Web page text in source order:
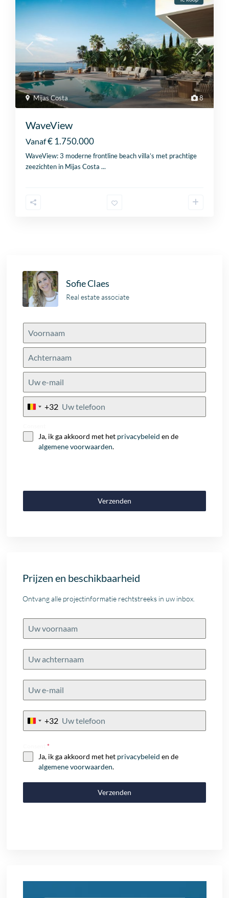
8
Mijas Costa
WaveView
Vanaf€ 1.750.000
WaveView: 3 moderne frontline beach villa’s met prachtige
zeezichten in Mijas Costa...
Sofie Claes
Real estate associate
Belgium
+32
Ja, ik ga akkoord met het privacybeleid en de
algemene voorwaarden.
Verzenden
Prijzen en beschikbaarheid
Ontvang alle projectinformatie rechtstreeks in uw inbox.
Belgium
+32
Consent*
Ja, ik ga akkoord met het privacybeleid en de
algemene voorwaarden.
Verzenden
B
e
l
g
u
m
+
3
+32
Consent
voorwaarden.